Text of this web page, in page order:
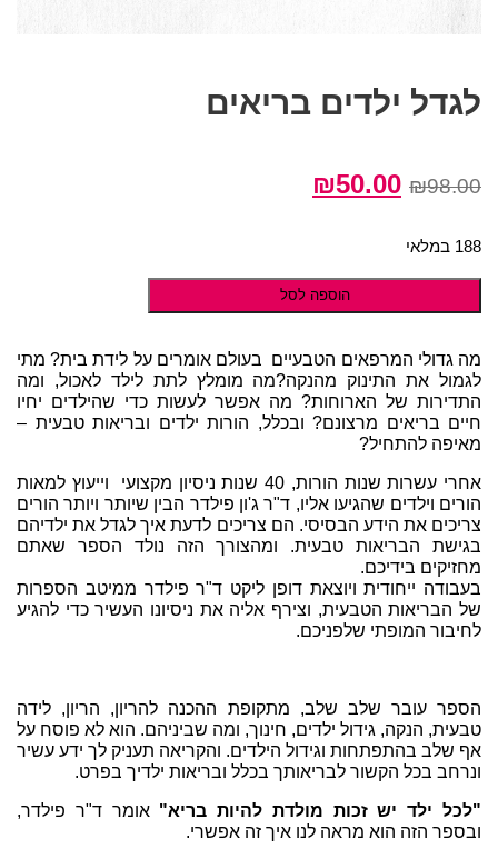
לגדל ילדים בריאים
₪98.00
המחיר₪50.00
188 במלאי
הוספה לסל
מה גדולי המרפאים הטבעיים בעולם אומרים על לידת בית? מתי
לגמול את התינוק מהנקה?מה מומלץ לתת לילד לאכול, ומה
התדירות של הארוחות? מה אפשר לעשות כדי שהילדים יחיו
חיים בריאים מרצונם? ובכלל, הורות ילדים ובריאות טבעית –
מאיפה להתחיל?
אחרי עשרות שנות הורות, 40 שנות ניסיון מקצועי וייעוץ למאות
הורים וילדים שהגיעו אליו, ד"ר ג'ון פילדר הבין שיותר ויותר הורים
צריכים את הידע הבסיסי. הם צריכים לדעת איך לגדל את ילדיהם
בגישת הבריאות טבעית. ומהצורך הזה נולד הספר שאתם
מחזיקים בידיכם.
בעבודה ייחודית ויוצאת דופן ליקט ד"ר פילדר ממיטב הספרות
של הבריאות הטבעית, וצירף אליה את ניסיונו העשיר כדי להגיע
לחיבור המופתי שלפניכם.
הספר עובר שלב שלב, מתקופת ההכנה להריון, הריון, לידה
טבעית, הנקה, גידול ילדים, חינוך, ומה שביניהם. הוא לא פוסח על
אף שלב בהתפתחות וגידול הילדים. והקריאה תעניק לך ידע עשיר
ונרחב בכל הקשור לבריאותך בכלל ובריאות ילדיך בפרט.
"לכל ילד יש זכות מולדת להיות בריא" אומר ד"ר פילדר,
ובספר הזה הוא מראה לנו איך זה אפשרי.